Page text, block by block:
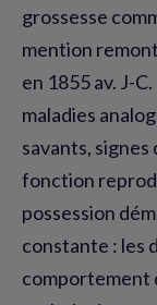
grossesse
mention
en 1855 av. J-
maladies
savants, signes
fonction
possession
constante : les
comportement